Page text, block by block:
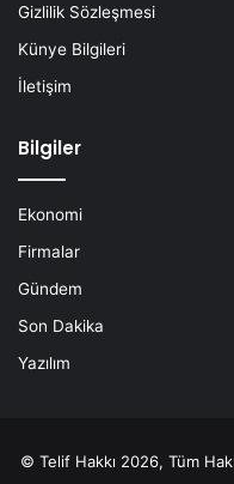
Gizlilik Sözleşmesi
Künye Bilgileri
İletişim
Bilgiler
Ekonomi
Firmalar
Gündem
Son Dakika
Yazılım
© Telif Hakkı 2026, Tüm